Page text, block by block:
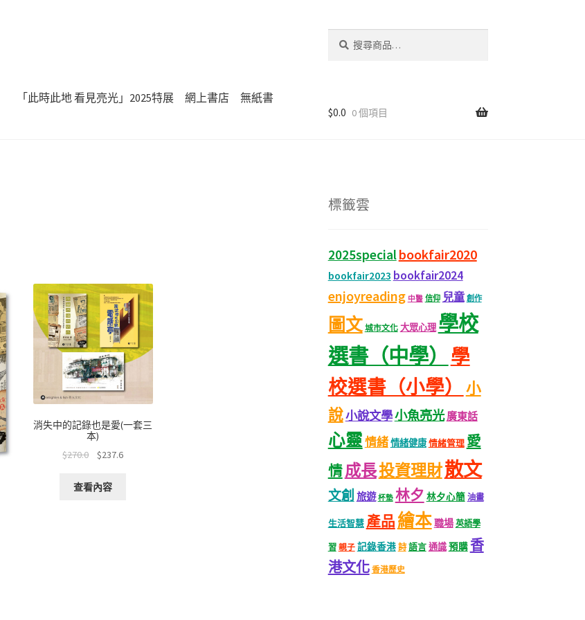
「此時此地 看見亮光」2025特展 網上書店
無紙書
$0.0 0 個項目
消失中的記錄也是愛(一套三
本)
$270.0 $237.6
查看內容
標籤雲
2025specialbookfair2020
bookfair2023 bookfair2024
enjoyreading 中醫 信仰 兒童 創作
圖文 城市文化 大眾心理 學校
選書（中學）
學
校選書（小學）
小
說小說文學小魚亮光廣東話
心靈情緒情緒健康情緒管理 愛
情成長投資理財散文
文創 旅遊 杯墊 林夕 林夕心簡 油畫
生活智慧 產品繪本職場 英語學
習 親子 記錄香港 詩 語言通識預購香
港文化 香港歷史